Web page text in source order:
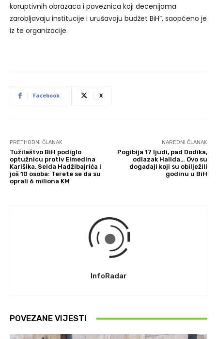
koruptivnih obrazaca i poveznica koji decenijama
zarobljavaju institucije i urušavaju budžet BiH”, saopćeno je
iz te organizacije.
Facebook X
PRETHODNI ČLANAK
Tužilaštvo BiH podiglo
optužnicu protiv Elmedina
Karišika, Seida Hadžibajrića i
još 10 osoba: Terete se da su
oprali 6 miliona KM
NAREDNI ČLANAK
Pogibija 17 ljudi, pad Dodika,
odlazak Halida… Ovo su
događaji koji su obilježili
godinu u BiH
InfoRadar
POVEZANE VIJESTI